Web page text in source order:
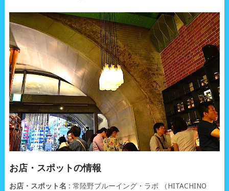
お店・スポットの情報
お店・スポット名 : 常陸野ブルーイング・ラボ （HITACHINO